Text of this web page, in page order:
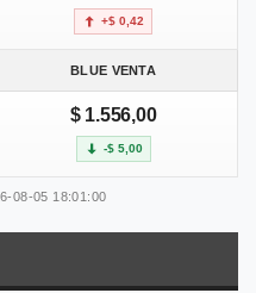
+$ 0,42
BLUE VENTA
$ 1.556,00
-$ 5,00
08-05 18:01:00